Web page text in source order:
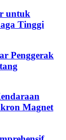
untuk
Tinggi
Penggerak
Magnet